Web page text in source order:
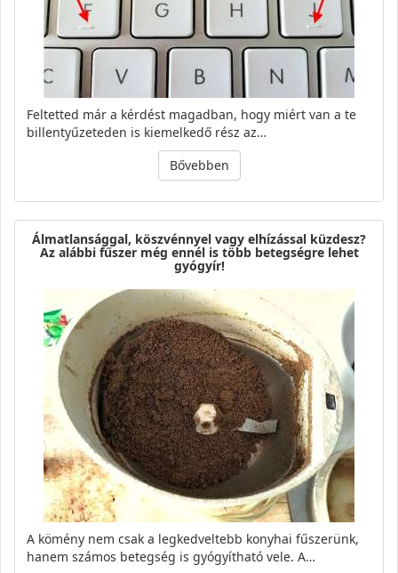
Feltetted már a kérdést magadban, hogy miért van a te
billentyűzeteden is kiemelkedő rész az…
Bővebben
Álmatlansággal, köszvénnyel vagy elhízással küzdesz?
Az alábbi fűszer még ennél is több betegségre lehet
gyógyír!
A kömény nem csak a legkedveltebb konyhai fűszerünk,
hanem számos betegség is gyógyítható vele. A…